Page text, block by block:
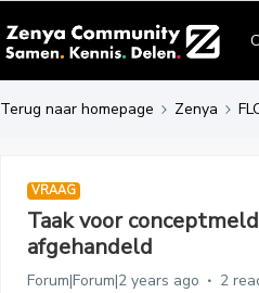
Terug naar homepage Zenya
VRAAG
Taak voor
afgehandeld
Forum|Forum|2 years ago 2